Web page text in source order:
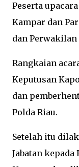
Peserta
Kampar dan
dan
Rangkaian
Keputusan
dan
Polda Riau.
Setelah itu
Jabatan